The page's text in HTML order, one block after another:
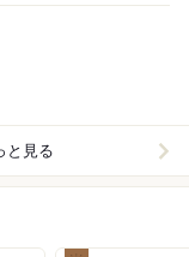
と見る